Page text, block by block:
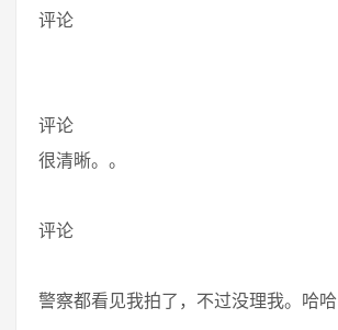
评论
评论
很清晰。。
评论
警察都看见我拍了，不过没理我。哈哈